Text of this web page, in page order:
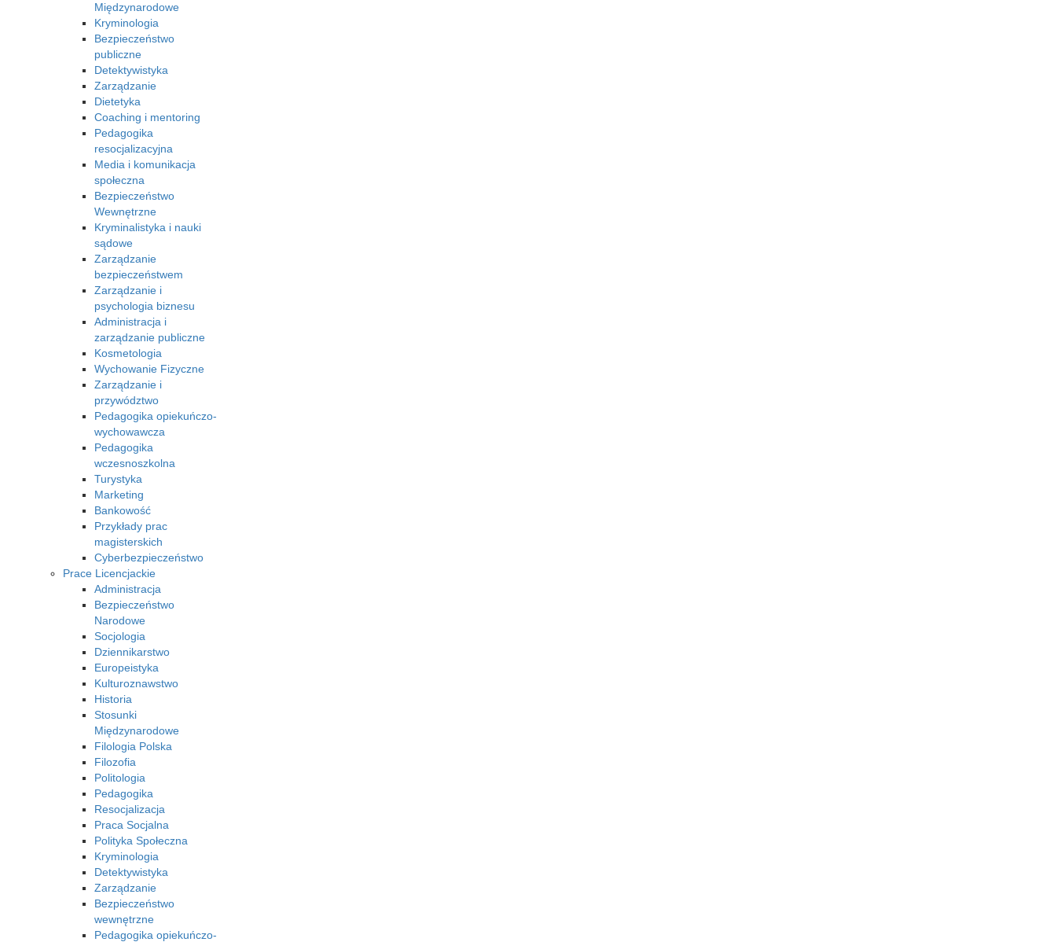
Międzynarodowe
Kryminologia
Bezpieczeństwo
publiczne
Detektywistyka
Zarządzanie
Dietetyka
Coaching i mentoring
Pedagogika
resocjalizacyjna
Media i komunikacja
społeczna
Bezpieczeństwo
Wewnętrzne
Kryminalistyka i nauki
sądowe
Zarządzanie
bezpieczeństwem
Zarządzanie i
psychologia biznesu
Administracja i
zarządzanie publiczne
Kosmetologia
Wychowanie Fizyczne
Zarządzanie i
przywództwo
Pedagogika opiekuńczo-
wychowawcza
Pedagogika
wczesnoszkolna
Turystyka
Marketing
Bankowość
Przykłady prac
magisterskich
Cyberbezpieczeństwo
Prace Licencjackie
Administracja
Bezpieczeństwo
Narodowe
Socjologia
Dziennikarstwo
Europeistyka
Kulturoznawstwo
Historia
Stosunki
Międzynarodowe
Filologia Polska
Filozofia
Politologia
Pedagogika
Resocjalizacja
Praca Socjalna
Polityka Społeczna
Kryminologia
Detektywistyka
Zarządzanie
Bezpieczeństwo
wewnętrzne
Pedagogika opiekuńczo-